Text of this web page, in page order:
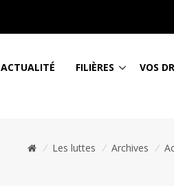
ACTUALITÉ FILIÈRES VOS
/ Les luttes / Archives /